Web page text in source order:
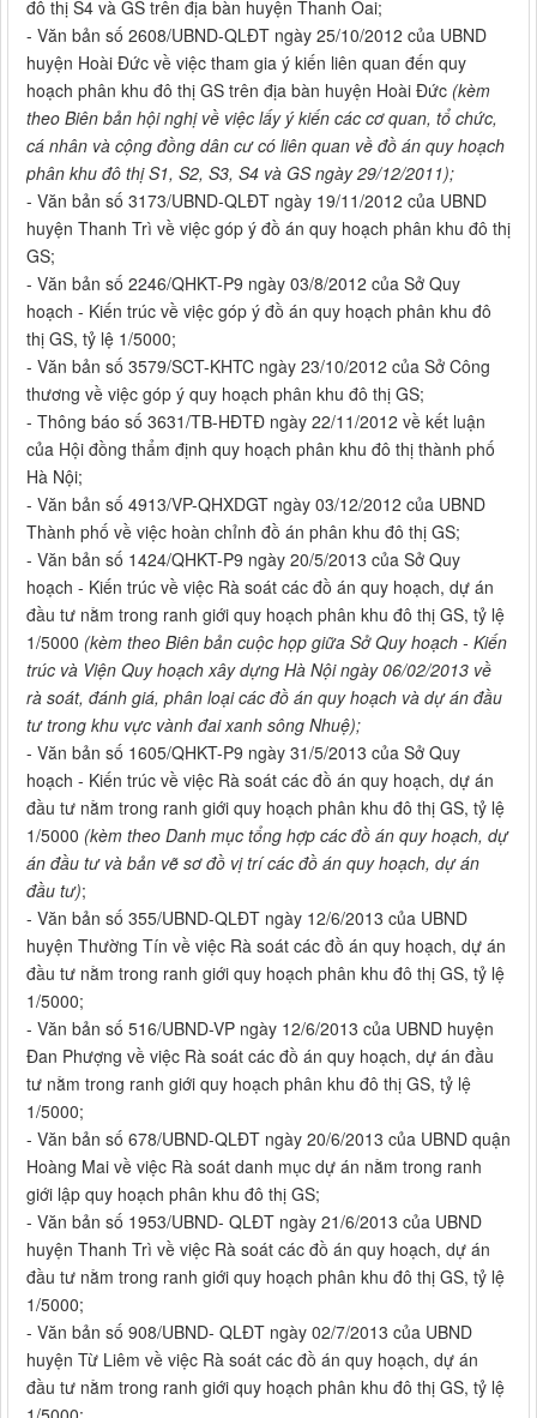
đô thị S4 và GS trên địa bàn huyện Thanh Oai;
- Văn bản số 2608/UBND-QLĐT ngày 25/10/2012 của UBND
huyện Hoài Đức về việc tham gia ý kiến liên quan đến quy
hoạch phân khu đô thị GS trên địa bàn huyện Hoài Đức (kèm
theo Biên bản hội nghị về việc lấy ý kiến các cơ quan, tổ chức,
cá nhân và cộng đồng dân cư có liên quan về đồ án quy hoạch
phân khu đô thị S1, S2, S3, S4 và GS ngày 29/12/2011);
- Văn bản số 3173/UBND-QLĐT ngày 19/11/2012 của UBND
huyện Thanh Trì về việc góp ý đồ án quy hoạch phân khu đô thị
GS;
- Văn bản số 2246/QHKT-P9 ngày 03/8/2012 của Sở Quy
hoạch - Kiến trúc về việc góp ý đồ án quy hoạch phân khu đô
thị GS, tỷ lệ 1/5000;
- Văn bản số 3579/SCT-KHTC ngày 23/10/2012 của Sở Công
thương về việc góp ý quy hoạch phân khu đô thị GS;
- Thông báo số 3631/TB-HĐTĐ ngày 22/11/2012 về kết luận
của Hội đồng thẩm định quy hoạch phân khu đô thị thành phố
Hà Nội;
- Văn bản số 4913/VP-QHXDGT ngày 03/12/2012 của UBND
Thành phố về việc hoàn chỉnh đồ án phân khu đô thị GS;
- Văn bản số 1424/QHKT-P9 ngày 20/5/2013 của Sở Quy
hoạch - Kiến trúc về việc Rà soát các đồ án quy hoạch, dự án
đầu tư nằm trong ranh giới quy hoạch phân khu đô thị GS, tỷ lệ
1/5000 (kèm theo Biên bản cuộc họp giữa Sở Quy hoạch - Kiến
trúc và Viện Quy hoạch xây dựng Hà Nội ngày 06/02/2013 về
rà soát, đánh giá, phân loại các đồ án quy hoạch và dự án đầu
tư trong khu vực vành đai xanh sông Nhuệ);
- Văn bản số 1605/QHKT-P9 ngày 31/5/2013 của Sở Quy
hoạch - Kiến trúc về việc Rà soát các đồ án quy hoạch, dự án
đầu tư nằm trong ranh giới quy hoạch phân khu đô thị GS, tỷ lệ
1/5000 (kèm theo Danh mục tổng hợp các đồ án quy hoạch, dự
án đầu tư và bản vẽ sơ đồ vị trí các đồ án quy hoạch, dự án
đầu tư);
- Văn bản số 355/UBND-QLĐT ngày 12/6/2013 của UBND
huyện Thường Tín về việc Rà soát các đồ án quy hoạch, dự án
đầu tư nằm trong ranh giới quy hoạch phân khu đô thị GS, tỷ lệ
1/5000;
- Văn bản số 516/UBND-VP ngày 12/6/2013 của UBND huyện
Đan Phượng về việc Rà soát các đồ án quy hoạch, dự án đầu
tư nằm trong ranh giới quy hoạch phân khu đô thị GS, tỷ lệ
1/5000;
- Văn bản số 678/UBND-QLĐT ngày 20/6/2013 của UBND quận
Hoàng Mai về việc Rà soát danh mục dự án nằm trong ranh
giới lập quy hoạch phân khu đô thị GS;
- Văn bản số 1953/UBND- QLĐT ngày 21/6/2013 của UBND
huyện Thanh Trì về việc Rà soát các đồ án quy hoạch, dự án
đầu tư nằm trong ranh giới quy hoạch phân khu đô thị GS, tỷ lệ
1/5000;
- Văn bản số 908/UBND- QLĐT ngày 02/7/2013 của UBND
huyện Từ Liêm về việc Rà soát các đồ án quy hoạch, dự án
đầu tư nằm trong ranh giới quy hoạch phân khu đô thị GS, tỷ lệ